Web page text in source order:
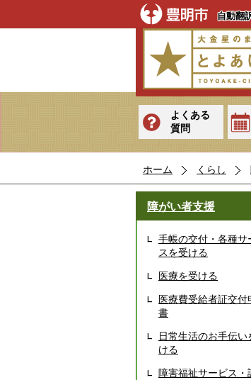
自動翻
よくある
質問
ホーム くらし
障がい者支援
手帳の交付・各種サ
スを受ける
医療を受ける
医療費受給者証交付
書
日常生活のお手伝い
ける
障害福祉サービス・